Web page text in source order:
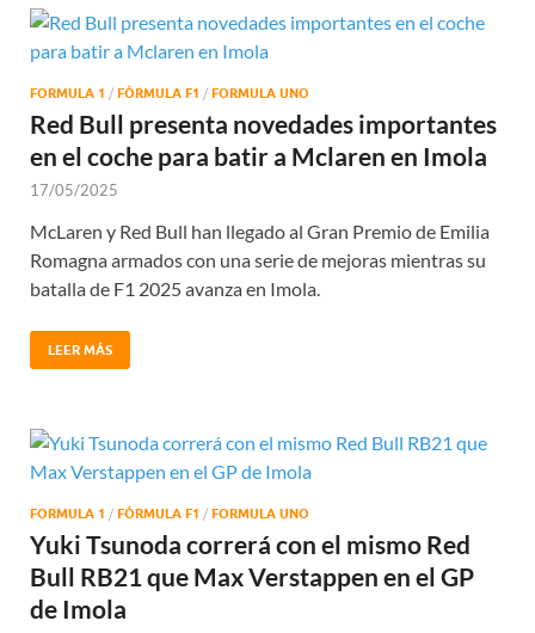
FORMULA 1 / FÓRMULA F1 / FORMULA UNO
Red Bull presenta novedades importantes
en el coche para batir a Mclaren en Imola
17/05/2025
McLaren y Red Bull han llegado al Gran Premio de Emilia
Romagna armados con una serie de mejoras mientras su
batalla de F1 2025 avanza en Imola.
LEER MÁS
FORMULA 1 / FÓRMULA F1 / FORMULA UNO
Yuki Tsunoda correrá con el mismo Red
Bull RB21 que Max Verstappen en el GP
de Imola